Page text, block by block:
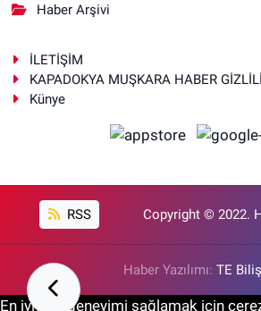
Haber Arşivi
İLETİŞİM
KAPADOKYA MUŞKARA HABER
Künye
RSS Copyright © 2022.
Haber Yazılımı: TE
En iyi site deneyimi sağlamak için